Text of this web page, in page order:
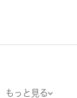
もっと見る